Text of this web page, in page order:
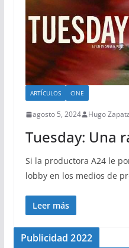
ARTÍCULOS CINE
agosto 5, 2024 Hugo
Tuesday: Una
Si la productora A24 le
lobby en los medios de
Leer más
Publicidad 2022